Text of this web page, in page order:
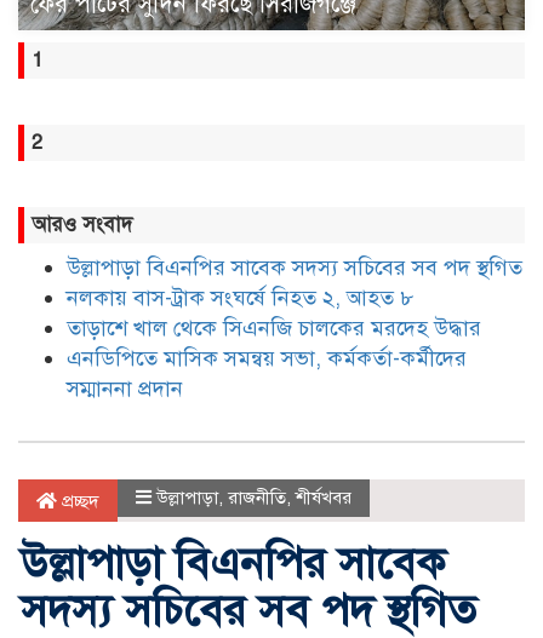
1
2
আরও সংবাদ
উল্লাপাড়া বিএনপির সাবেক সদস্য সচিবের সব পদ স্থগিত
নলকায় বাস-ট্রাক সংঘর্ষে নিহত ২, আহত ৮
তাড়াশে খাল থেকে সিএনজি চালকের মরদেহ উদ্ধার
এনডিপিতে মাসিক সমন্বয় সভা, কর্মকর্তা-কর্মীদের
সম্মাননা প্রদান
প্রচ্ছদ উল্লাপাড়া, রাজনীতি ,শীর্ষখবর
উল্লাপাড়া বিএনপির সাবেক
সদস্য সচিবের সব পদ স্থগিত